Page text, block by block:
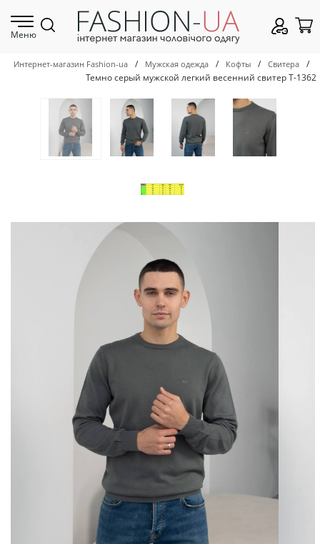
Меню
Интернет-магазин Fashion-ua / Мужская одежда / Кофты / Свитера
/
Темно серый мужской легкий весенний свитер Т-1362